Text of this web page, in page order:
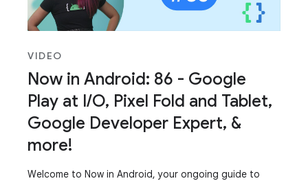
VIDEO
Now in Android: 86 - Google
Play at I/O, Pixel Fold and Tablet,
Google Developer Expert, &
more!
Welcome to Now in Android, your ongoing guide to